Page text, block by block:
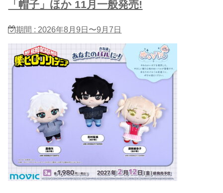
「帽子」ほか 11月一般発売!
期間 : 2026年8月9日〜9月7日